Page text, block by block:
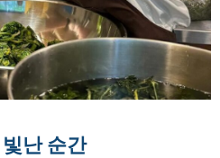
난 순간